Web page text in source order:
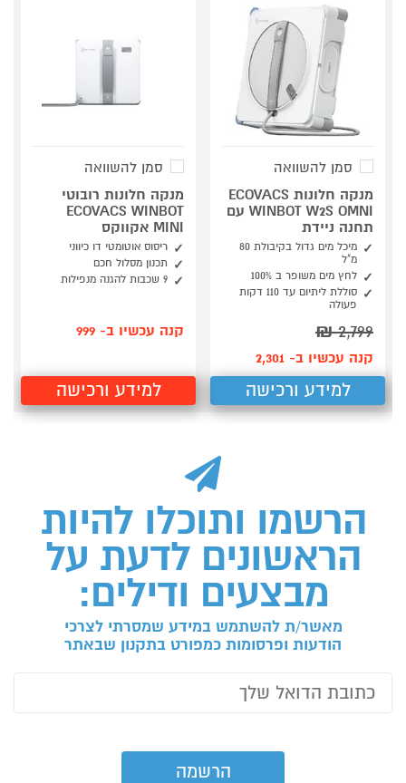
סמן להשוואה
מנקה חלונות ECOVACS
WINBOT W2S OMNI עם
תחנה ניידת
מיכל מים גדול בקיבולת 80
מ"ל
לחץ מים משופר ב 100%
סוללת ליתיום עד 110 דקות
פעולה
2,799
₪
קנה עכשיו ב- 2,301
למידע ורכישה
סמן להשוואה
מנקה חלונות רובוטי
ECOVACS WINBOT
MINI אקווקס
ריסוס אוטומטי דו כיווני
תכנון מסלול חכם
9 שכבות להגנה מנפילות
קנה עכשיו ב- 999
למידע ורכישה
הרשמו ותוכלו להיות
הראשונים לדעת על
מבצעים ודילים:
מאשר/ת להשתמש במידע שמסרתי לצרכי
הודעות ופרסומות כמפורט בתקנון שבאתר